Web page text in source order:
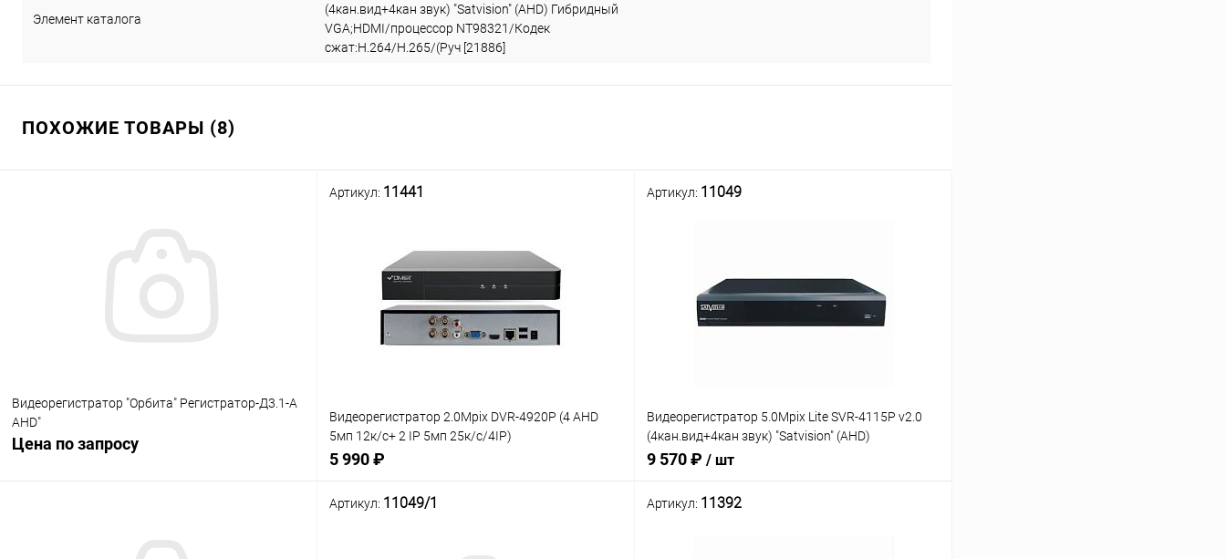
Элемент каталога
(4кан.вид+4кан звук) "Satvision" (AHD) Гибридный
VGA;HDMI/процессор NT98321/Кодек
сжат:H.264/H.265/(Руч [21886]
ПОХОЖИЕ ТОВАРЫ (8)
Видеорегистратор "Орбита" Регистратор-Д3.1-А
AHD"
Цена по запросу
Артикул: 11441
Видеорегистратор 2.0Mpix DVR-4920P (4 AHD
5мп 12к/с+ 2 IP 5мп 25к/с/4IP)
видеорегистратор гибридный
5 990 ₽
Артикул: 11049
Видеорегистратор 5.0Mpix Lite SVR-4115P v2.0
(4кан.вид+4кан звук) "Satvision" (AHD)
Гибридный VGA;HDMI/ Кодек сжат:H.264/
9 570 ₽ / шт
Артикул: 11049/1 Артикул: 11392